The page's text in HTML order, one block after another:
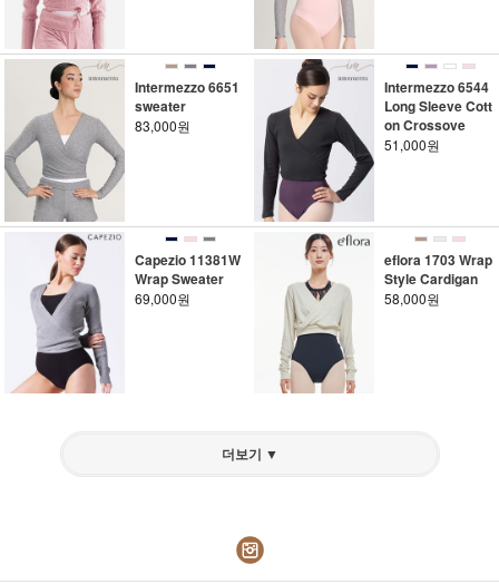
Intermezzo 6651
sweater
83,000원
Intermezzo 6544
Long Sleeve Cott
on Crossove
51,000원
Capezio 11381W
Wrap Sweater
69,000원
eflora 1703 Wrap
Style Cardigan
58,000원
더보기 ▼